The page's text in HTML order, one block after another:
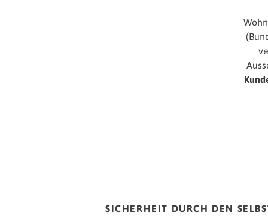
SICHERHEIT DURCH DEN